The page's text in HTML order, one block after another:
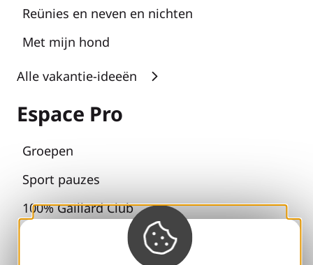
Reünies en neven en nichten
Met mijn hond
Alle vakantie-ideeën
Espace Pro
Groepen
Sport pauzes
100% Gaillard Club
Brive 100% Evenement